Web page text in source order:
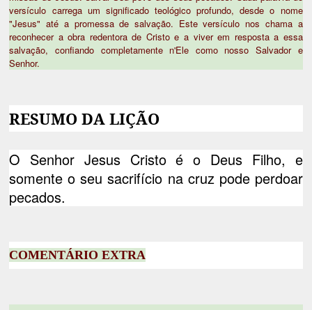
versículo carrega um significado teológico profundo, desde o nome
"Jesus" até a promessa de salvação. Este versículo nos chama a
reconhecer a obra redentora de Cristo e a viver em resposta a essa
salvação, confiando completamente n'Ele como nosso Salvador e
Senhor.
RESUMO DA LIÇÃO
O Senhor Jesus Cristo é o Deus Filho, e
somente o seu sacrifício na cruz pode perdoar
pecados.
COMENTÁRIO EXTRA